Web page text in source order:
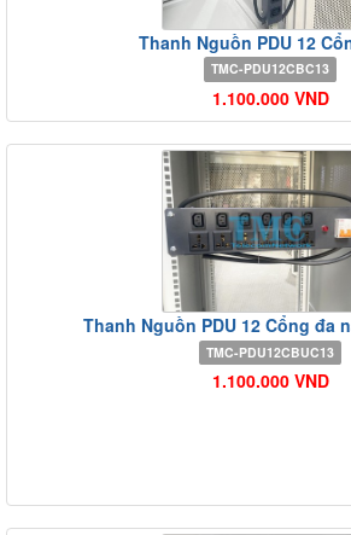
Thanh Nguồn PDU 12
TMC-PDU12CBC13
1.100.000 VND
Thanh Nguồn PDU 12 Cổng đa
TMC-PDU12CBUC13
1.100.000 VND